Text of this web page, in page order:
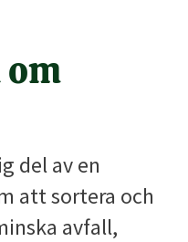
del av en
att sortera och
avfall,